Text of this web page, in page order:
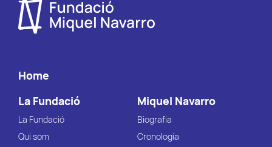
Home
La Fundació
La Fundació
Qui som
Miquel Navarro
Biografia
Cronologia